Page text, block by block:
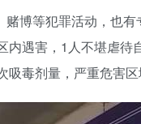
赌博等犯罪活动，也
遇害，1人不堪虐
毒剂量，严重危害区